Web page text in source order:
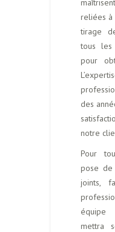
reliées
tirage
tous
pour
des
notre
Pour
pose
joints,
équipe
mettra